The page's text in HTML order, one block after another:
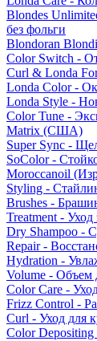
Blondes
без фольги
Blondoran
Color Switch -
Curl & Londa
Londa Color -
Londa Style -
Color Tune -
Matrix (США)
Super Sync -
SoColor -
Moroccanoil
Styling -
Brushes -
Treatment -
Dry Shampoo -
Repair -
Hydration -
Volume - Объем
Color Care -
Frizz Control -
Curl - Уход для
Color